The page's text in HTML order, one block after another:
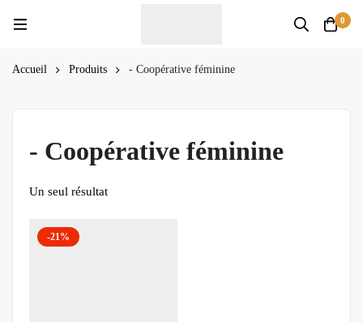
0
Accueil Produits - Coopérative féminine
- Coopérative féminine
Un seul résultat
-21%